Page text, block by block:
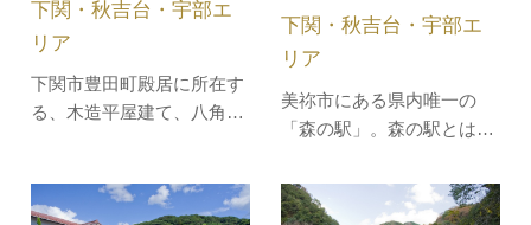
ら追放され長州に下った事
件をいいま…
ト】・農場、…
下関市豊田町殿居に所在す
る、木造平屋建て、八角塔
したが、ときの局長河田寛
下関・秋吉台・宇部エ
リア
美祢市にある県内唯一の
「森の駅」。森の駅とは、
験し、その中で木々の大切
さを学べる場所。実際に自
下関・秋吉台・宇部エ
リア